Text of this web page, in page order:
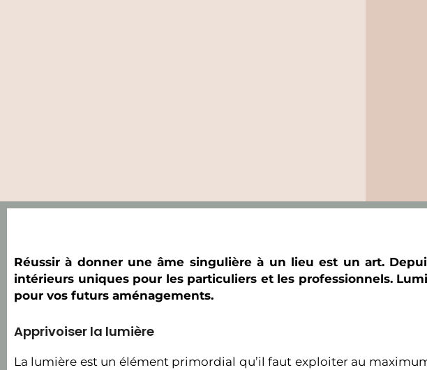
Réussir à donner une âme singulière à un lieu est un art.
intérieurs uniques pour les particuliers et les professionnels.
pour vos futurs aménagements.
Apprivoiser la lumière
La lumière est un élément primordial qu’il faut exploiter au